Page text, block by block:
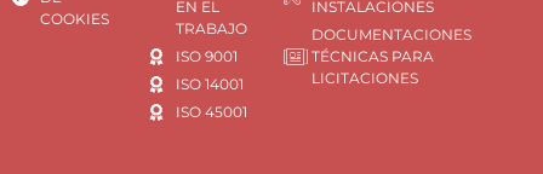
COOKIES
EN EL
TRABAJO
ISO 9001
ISO 14001
ISO 45001
INSTALACIONES
DOCUMENTACIONES
TÉCNICAS PARA
LICITACIONES